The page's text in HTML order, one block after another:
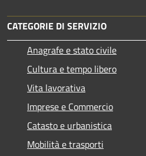
CATEGORIE DI SERVIZIO
Anagrafe e stato civile
Cultura e tempo libero
Vita lavorativa
Imprese e Commercio
Catasto e urbanistica
Mobilità e trasporti